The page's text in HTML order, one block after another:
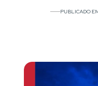
PUBLICADO